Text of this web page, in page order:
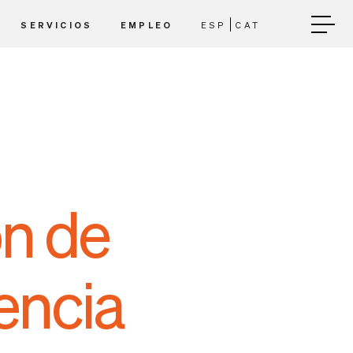
SERVICIOS EMPLEO ESP CAT
de